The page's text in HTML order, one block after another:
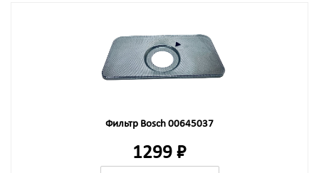
Фильтр Bosch 00645037
1299 ₽